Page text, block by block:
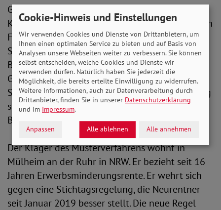
Grundsatzentscheidung im Sinne unseres
Klägers. Das Bundessozialgericht kann nun einen
Fehler der Bundesregierung korrigieren. Der
Staat benachteiligt erwerbsgeminderte
Bestandsrentner und bevorzugt Neurentner.
Gerecht ist aber nur eine Gleichbehandlung.
Sollte das Bundessozialgericht anderer Meinung
sein, legen wir den Fall dem
Bundesverfassungsgericht vor.“
Der Kläger des Musterverfahrens wohnt in
Mülheim an der Ruhr in NRW. Er bezieht seit 16
Jahren Erwerbsminderungsrente. Er wehrt sich
gegen eine Stichtagsregelung, die Neurentner
seit Januar 2019 besser stellt. Die neue Regel
Cookie-Hinweis und Einstellungen
Wir verwenden Cookies und Dienste von Drittanbietern, um
Ihnen einen optimalen Service zu bieten und auf Basis von
Analysen unsere Webseiten weiter zu verbessern. Sie können
selbst entscheiden, welche Cookies und Dienste wir
verwenden dürfen. Natürlich haben Sie jederzeit die
Möglichkeit, die bereits erteilte Einwilligung zu widerrufen.
Weitere Informationen, auch zur Datenverarbeitung durch
Drittanbieter, finden Sie in unserer Datenschutzerklärung
und im Impressum.
Anpassen Alle ablehnen Alle annehmen